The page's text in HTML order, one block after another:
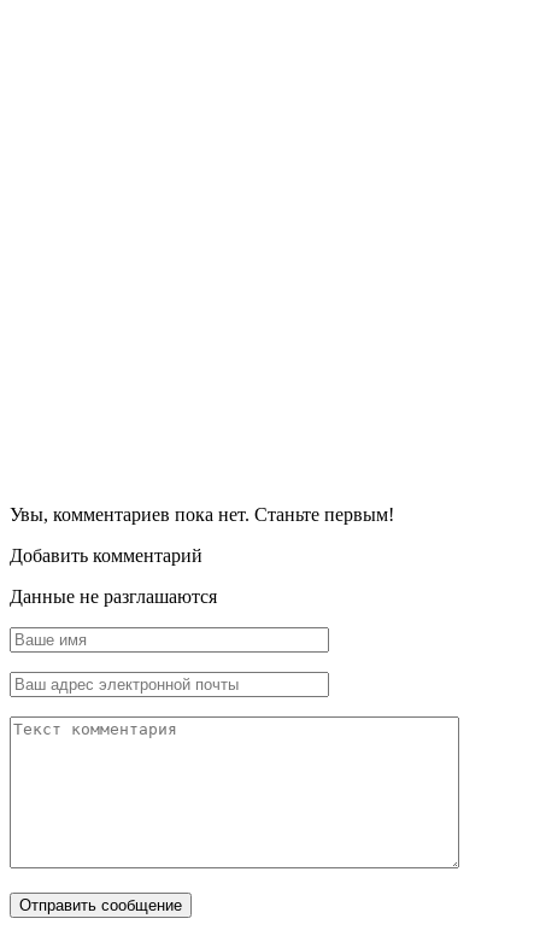
Увы, комментариев пока нет. Станьте первым!
Добавить комментарий
Данные не разглашаются